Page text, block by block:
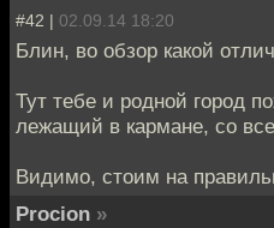
#42 | 02.09.14 18:20
Блин, во обзор какой
Тут тебе и родной город
лежащий в кармане, со
Видимо, стоим на
Procion »